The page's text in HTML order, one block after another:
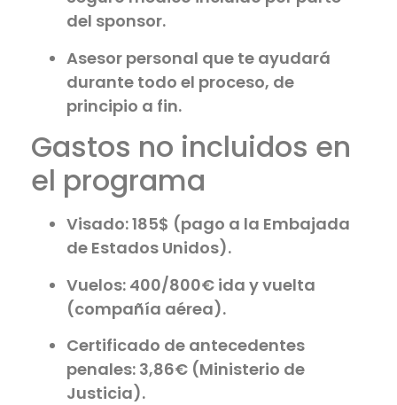
del sponsor.
Asesor personal que te ayudará
durante todo el proceso, de
principio a fin.
Gastos no incluidos en
el programa
Visado: 185$ (pago a la Embajada
de Estados Unidos).
Vuelos: 400/800€ ida y vuelta
(compañía aérea).
Certificado de antecedentes
penales: 3,86€ (Ministerio de
Justicia).